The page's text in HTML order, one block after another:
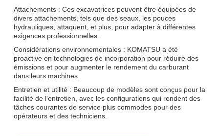
Attachements : Ces excavatrices peuvent être équipées de
divers attachements, tels que des seaux, les pouces
hydrauliques, attaquent, et plus, pour adapter à différentes
exigences professionnelles.
Considérations environnementales : KOMATSU a été
proactive en technologies de incorporation pour réduire des
émissions et pour augmenter le rendement du carburant
dans leurs machines.
Entretien et utilité : Beaucoup de modèles sont conçus pour la
facilité de l'entretien, avec les configurations qui rendent des
tâches courantes de service plus commodes pour des
opérateurs et des techniciens.